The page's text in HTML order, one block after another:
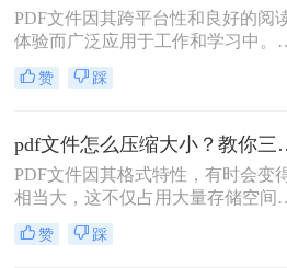
PDF文件因其跨平台性和良好的阅
体验而广泛应用于工作和学习中。
而，有时PDF文件体积过大，不仅占
用存储空间，还会影响传输速度。那
介绍两种免费压缩PDF文件的方法。
赞 踩
pdf文件怎么
PDF文件因其格式特性，有时会变
相当大，这不仅占用大量存储空间
还可能影响传输速度。那么pdf文件
么压缩大小呢？本文将介绍三种有效
赞 踩